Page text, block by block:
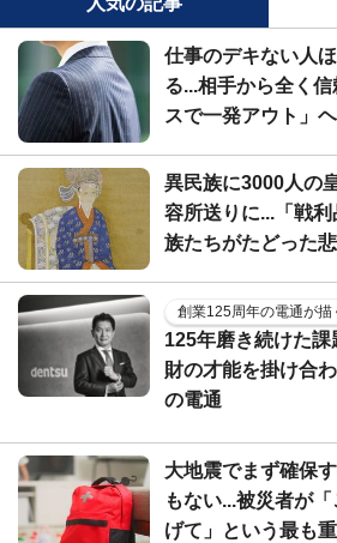
仕事のデキない人
る...相手から全く
スで一発アウト」
異民族に3000人の
容所送りに...「戦
族たちがたどった
創業125周年の電通が描
125年磨き続けた
財の才能を掛け合
の電通
大地震でまず確保
もない...被災者が
げて」という最も